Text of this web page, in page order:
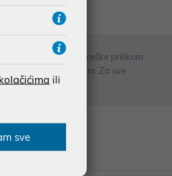
opisu proizvoda, greške prilikom
odgovarati artiklima. Za sve
ili
sve